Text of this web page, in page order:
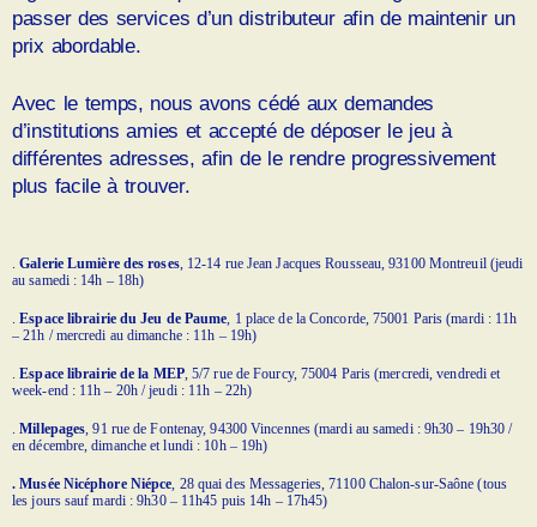
passer des services d’un distributeur afin de maintenir un
prix abordable.
Avec le temps, nous avons cédé aux demandes
d’institutions amies et accepté de déposer le jeu à
différentes adresses, afin de le rendre progressivement
plus facile à trouver.
.Galerie Lumière des roses, 12-14 rue Jean Jacques Rousseau, 93100 Montreuil (jeudi
au samedi : 14h – 18h)
.Espace librairie du Jeu de Paume , 1 place de la Concorde, 75001 Paris (mardi : 11h
– 21h / mercredi au dimanche : 11h – 19h)
.Espace librairie de la MEP, 5/7 rue de Fourcy, 75004 Paris (mercredi, vendredi et
week-end : 11h – 20h / jeudi : 11h – 22h)
.Millepages , 91 rue de Fontenay, 94300 Vincennes (mardi au samedi : 9h30 – 19h30 /
en décembre, dimanche et lundi : 10h – 19h)
. Musée Nicéphore Niépce , 28 quai des Messageries, 71100 Chalon-sur-Saône (tous
les jours sauf mardi : 9h30 – 11h45 puis 14h – 17h45)